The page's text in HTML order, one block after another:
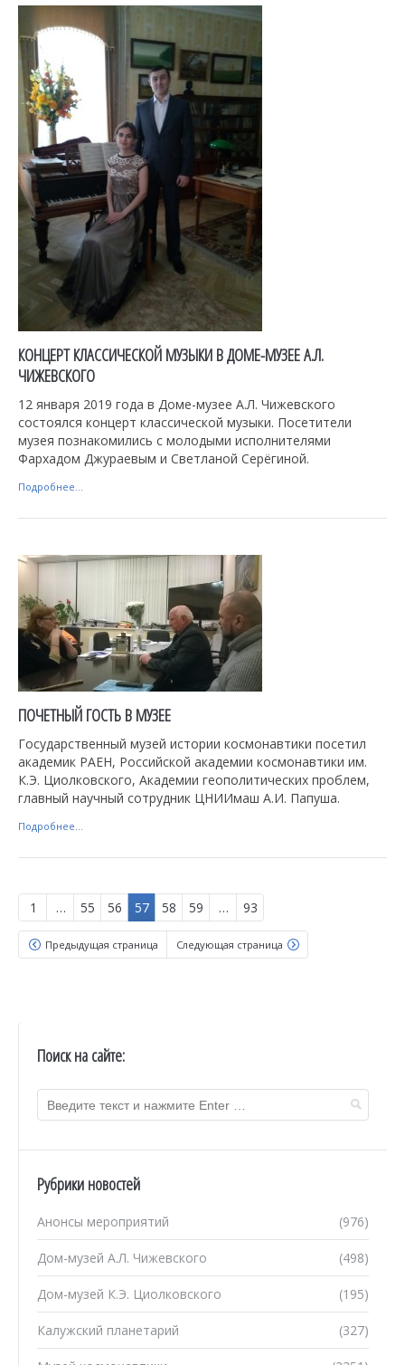
КОНЦЕРТ КЛАССИЧЕСКОЙ МУЗЫКИ В ДОМЕ-МУЗЕЕ А.Л.
ЧИЖЕВСКОГО
12 января 2019 года в Доме-музее А.Л. Чижевского
состоялся концерт классической музыки. Посетители
музея познакомились с молодыми исполнителями
Фархадом Джураевым и Светланой Серёгиной.
Подробнее...
ПОЧЕТНЫЙ ГОСТЬ В МУЗЕЕ
Государственный музей истории космонавтики посетил
академик РАЕН, Российской академии космонавтики им.
К.Э. Циолковского, Академии геополитических проблем,
главный научный сотрудник ЦНИИмаш А.И. Папуша.
Подробнее...
1 … 55 56 57 58 59 … 93
Предыдущая страница Следующая страница
Поиск на сайте:
Рубрики новостей
(976)
Анонсы мероприятий
(498)
Дом-музей А.Л. Чижевского
(195)
Дом-музей К.Э. Циолковского
(327)
Калужский планетарий